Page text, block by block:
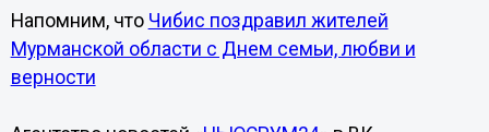
Напомним, что Чибис поздравил жителей
Мурманской области с Днем семьи, любви и
верности